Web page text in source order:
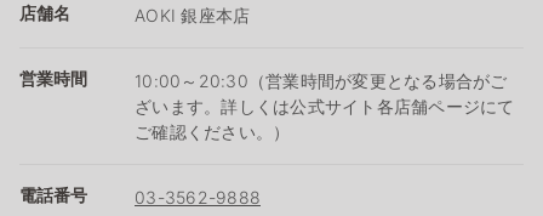
店舗名 AOKI 銀座本店
営業時間
10:00～20:30（営業時間が変更となる場合がご
ざいます。詳しくは公式サイト各店舗ページにて
ご確認ください。）
電話番号 03-3562-9888